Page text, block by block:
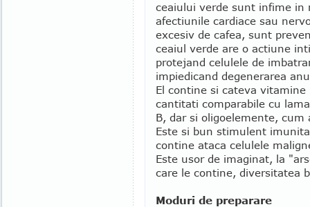
ceaiului verde sunt infime in
afectiunile cardiace sau
excesiv de cafea, sunt
ceaiul verde are o actiune
protejand celulele de
impiedicand degenerarea
El contine si cateva
cantitati comparabile cu
B, dar si oligoelemente,
Este si bun stimulent
contine ataca celulele
Este usor de imaginat, la
care le contine, diversitatea
Moduri de preparare